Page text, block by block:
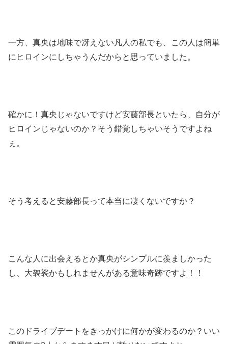
一方、真央は地味で冴えない凡人の私でも、この人は簡単
にヒロインにしちゃうんだからと思っていました。
確かに！真央じゃないですけど安藤部長といたら、自分が
ヒロインじゃないのか？そう錯覚しちゃいそうですよね
ぇ。
そう考えると安藤部長って本当に凄くないですか？
こんな人に出会えるとか真央がシンプルに羨ましかった
し、大袈裟かもしれませんがある意味奇跡ですよ！！
このドライブデートをきっかけに何かが変わるのか？いい